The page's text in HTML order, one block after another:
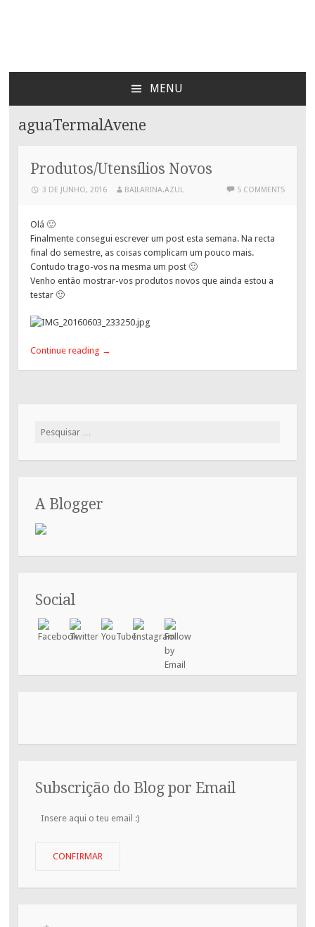
Bailarina Azul
MENU
CONTENT
aguaTermalAvene
Produtos/Utensílios Novos
3 DE JUNHO, 2016 BAILARINA.AZUL 5 COMMENTS
Olá 🙂
Finalmente consegui escrever um post esta semana. Na recta
final do semestre, as coisas complicam um pouco mais.
Contudo trago-vos na mesma um post 🙂
Venho então mostrar-vos produtos novos que ainda estou a
testar 🙂
Continue reading →
Pesquisar
A Blogger
Social
Subscrição do Blog por Email
Insere
CONFIRMAR